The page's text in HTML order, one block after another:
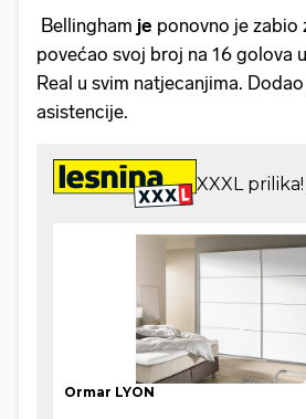
Bellingham je ponovno je zabio
povećao svoj broj na 16 golova
Real u svim natjecanjima.
asistencije.